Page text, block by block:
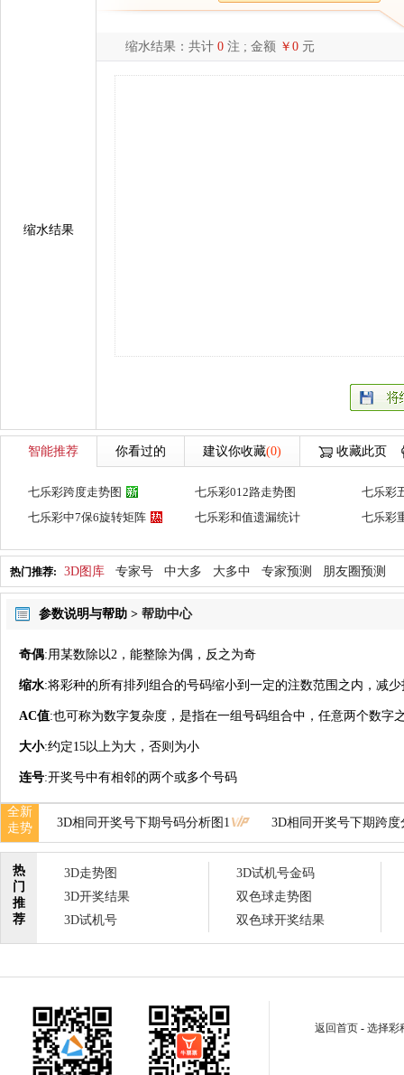
缩水结果
缩水结果：共计 0 注 ; 金额 ￥0 元
智能推荐 你看过的 建议你收藏(0) 收藏此页
七乐彩跨度走势图 七乐彩012路走势图
七乐彩
七乐彩中7保6旋转矩阵
七乐彩和值遗漏统计 七乐彩
热门推荐: 3D图库 专家号 中大多 大多中 专家预测 朋友圈预测
参数说明与帮助 > 帮助中心
奇偶:用某数除以2，能整除为偶，反之为奇
缩水:将彩种的所有排列组合的号码缩小到一定的注数范围之内，减
AC值:也可称为数字复杂度，是指在一组号码组合中，任意两个数字
大小:约定15以上为大，否则为小
连号:开奖号中有相邻的两个或多个号码
全新
走势
3D相同开奖号下期号码分析图1 3D相同开奖号下期跨度
热
门
推
荐
3D走势图
3D开奖结果
3D试机号
3D试机号金码
双色球走势图
双色球开奖结果
返回首页 - 选择彩